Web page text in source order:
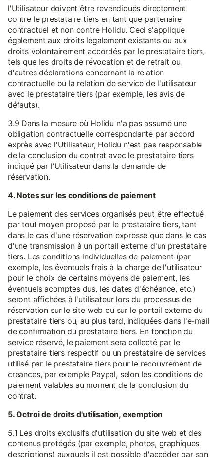
l'Utilisateur doivent être revendiqués directement
contre le prestataire tiers en tant que partenaire
contractuel et non contre Holidu. Ceci s'applique
également aux droits légalement existants ou aux
droits volontairement accordés par le prestataire tiers,
tels que les droits de révocation et de retrait ou
d'autres déclarations concernant la relation
contractuelle ou la relation de service de l'utilisateur
avec le prestataire tiers (par exemple, les avis de
défauts).
3.9 Dans la mesure où Holidu n'a pas assumé une
obligation contractuelle correspondante par accord
exprès avec l'Utilisateur, Holidu n'est pas responsable
de la conclusion du contrat avec le prestataire tiers
indiqué par l'Utilisateur dans la demande de
réservation.
4. Notes sur les conditions de paiement
Le paiement des services organisés peut être effectué
par tout moyen proposé par le prestataire tiers, tant
dans le cas d'une réservation expresse que dans le cas
d'une transmission à un portail externe d'un prestataire
tiers. Les conditions individuelles de paiement (par
exemple, les éventuels frais à la charge de l'utilisateur
pour le choix de certains moyens de paiement, les
éventuels acomptes dus, les dates d'échéance, etc.)
seront affichées à l'utilisateur lors du processus de
réservation sur le site web ou sur le portail externe du
prestataire tiers ou, au plus tard, indiquées dans l'e-mail
de confirmation du prestataire tiers. En fonction du
service réservé, le paiement sera collecté par le
prestataire tiers respectif ou un prestataire de services
utilisé par le prestataire tiers pour le recouvrement de
créances, par exemple Paypal, selon les conditions de
paiement valables au moment de la conclusion du
contrat.
5. Octroi de droits d'utilisation, exemption
5.1 Les droits exclusifs d'utilisation du site web et des
contenus protégés (par exemple, photos, graphiques,
descriptions) auxquels il est possible d'accéder par son